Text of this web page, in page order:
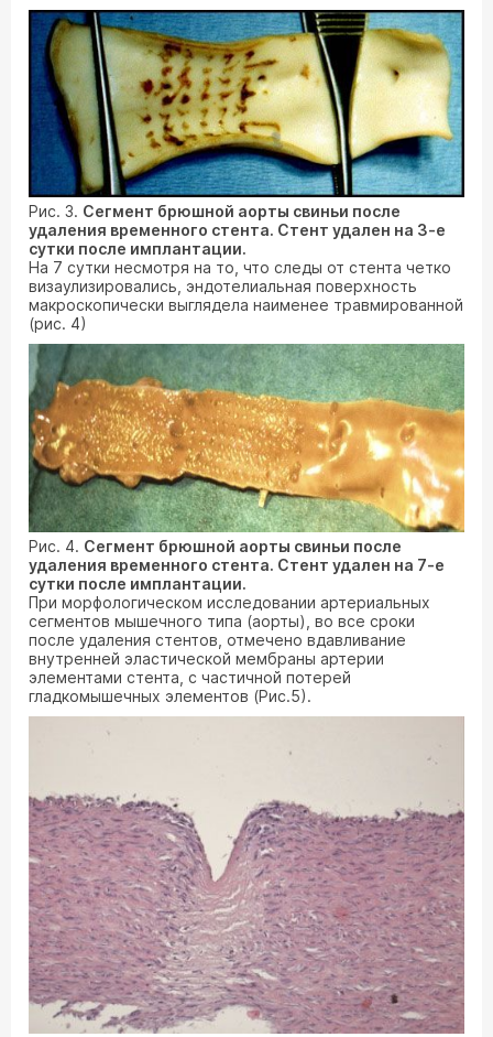
Рис. 3. Сегмент брюшной аорты свиньи после
удаления временного стента. Стент удален на 3-е
сутки после имплантации.
На 7 сутки несмотря на то, что следы от стента четко
визаулизировались, эндотелиальная поверхность
макроскопически выглядела наименее травмированной
(рис. 4)
Рис. 4. Сегмент брюшной аорты свиньи после
удаления временного стента. Стент удален на 7-е
сутки после имплантации.
При морфологическом исследовании артериальных
сегментов мышечного типа (аорты), во все сроки
после удаления стентов, отмечено вдавливание
внутренней эластической мембраны артерии
элементами стента, с частичной потерей
гладкомышечных элементов (Рис.5).